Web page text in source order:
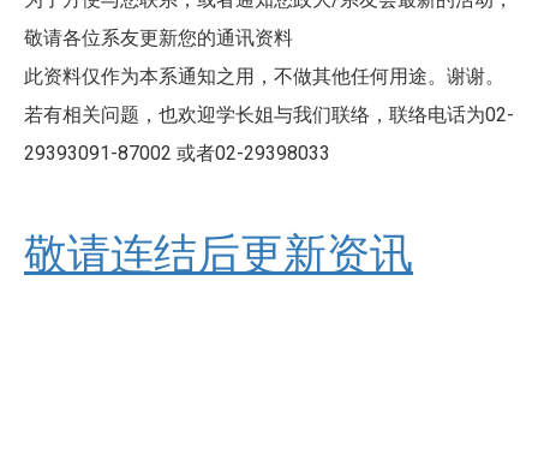
敬请各位系友更新您的通讯资料
此资料仅作为本系通知之用，不做其他任何用途。谢谢。
若有相关问题，也欢迎学长姐与我们联络，联络电话为02-
29393091-87002 或者02-29398033
敬请连结后更新资讯